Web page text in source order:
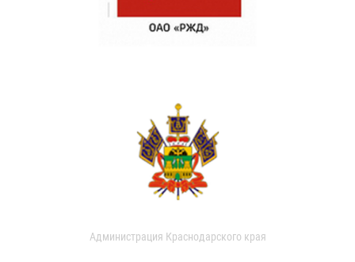
Администрация Краснодарского края